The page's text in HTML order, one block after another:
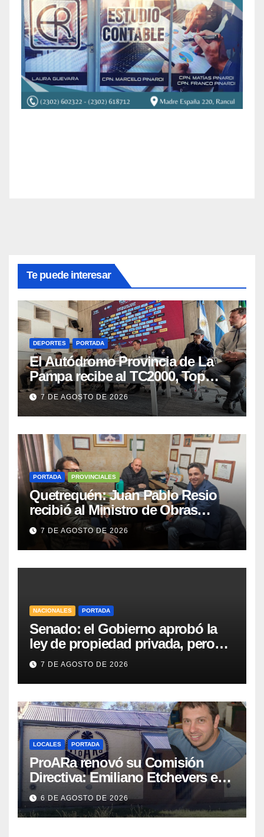
Te puede interesar
DEPORTES PORTADA
El Autódromo Provincia de La
Pampa recibe al TC2000, Top
Race y Fórmula Nacional este fin
de semana
7 DE AGOSTO DE 2026
PORTADA PROVINCIALES
Quetrequén: Juan Pablo Resio
recibió al Ministro de Obras
Públicas y al Presidente de
Vialidad para recorrer la ruta a
Villa Huidobro
7 DE AGOSTO DE 2026
NACIONALES PORTADA
Senado: el Gobierno aprobó la
ley de propiedad privada, pero
tuvo que quitar otro capítulo
7 DE AGOSTO DE 2026
LOCALES PORTADA
ProARa renovó su Comisión
Directiva: Emiliano Etchevers es
el nuevo Presidente de la entidad
6 DE AGOSTO DE 2026